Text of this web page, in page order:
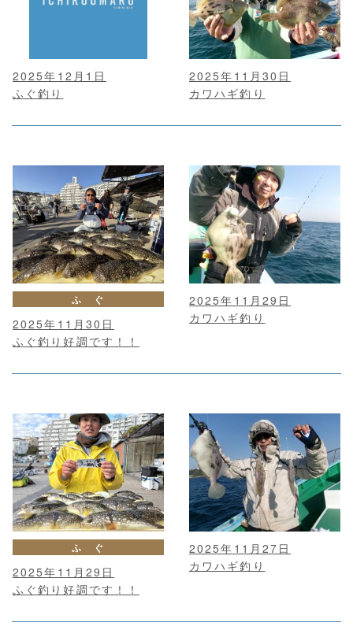
2025年12月1日
ふぐ釣り
2025年11月30日
カワハギ釣り
ふ ぐ
2025年11月30日
ふぐ釣り好調です！！
2025年11月29日
カワハギ釣り
ふ ぐ
2025年11月29日
ふぐ釣り好調です！！
2025年11月27日
カワハギ釣り